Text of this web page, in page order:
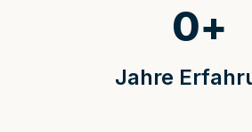
Jahre
0+